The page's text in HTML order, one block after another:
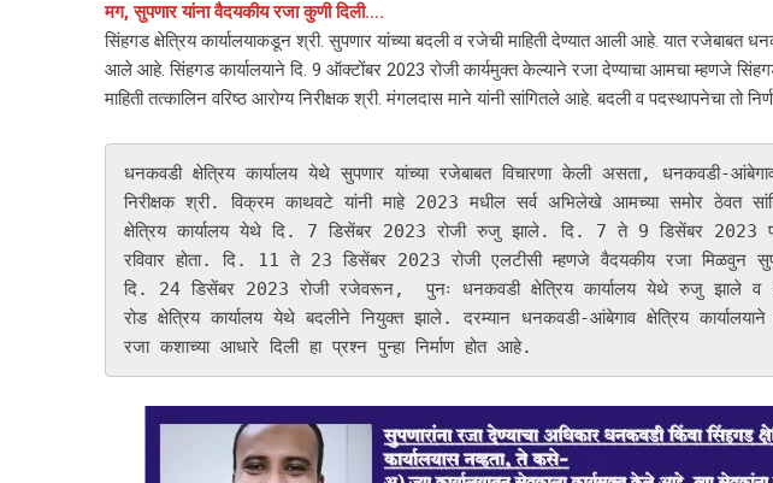
मग, सुपणार यांना वैदयकीय रजा कुणी दिली….
सिंहगड क्षेत्रिय कार्यालयाकडून श्री. सुपणार यांच्या बदली व रजेची माहिती देण्यात आली आहे. यात रजेबाबत
आले आहे. सिंहगड कार्यालयाने दि. 9 ऑक्टोंबर 2023 रोजी कार्यमुक्त केल्याने रजा देण्याचा आमचा म्हणजे सिंहगड
माहिती तत्कालिन वरिष्ठ आरोग्य निरीक्षक श्री. मंगलदास माने यांनी सांगितले आहे. बदली व पदस्थापनेचा तो
धनकवडी क्षेत्रिय कार्यालय येथे सुपणार यांच्या रजेबाबत विचारणा केली असता, धनकवडी-आंबेगाव
निरीक्षक श्री. विक्रम काथवटे यांनी माहे 2023 मधील सर्व अभिलेखे आमच्या समोर ठेवत
क्षेत्रिय कार्यालय येथे दि. 7 डिसेंबर 2023 रोजी रुजु झाले. दि. 7 ते 9 डिसेंबर 2023
रविवार होता. दि. 11 ते 23 डिसेंबर 2023 रोजी एलटीसी म्हणजे वैदयकीय रजा मिळवुन
दि. 24 डिसेंबर 2023 रोजी रजेवरून,  पुनः धनकवडी क्षेत्रिय कार्यालय येथे रुजु झाले व
रोड क्षेत्रिय कार्यालय येथे बदलीने नियुक्त झाले. दरम्यान धनकवडी-आंबेगाव क्षेत्रिय
रजा कशाच्या आधारे दिली हा प्रश्न पुन्हा निर्माण होत आहे.